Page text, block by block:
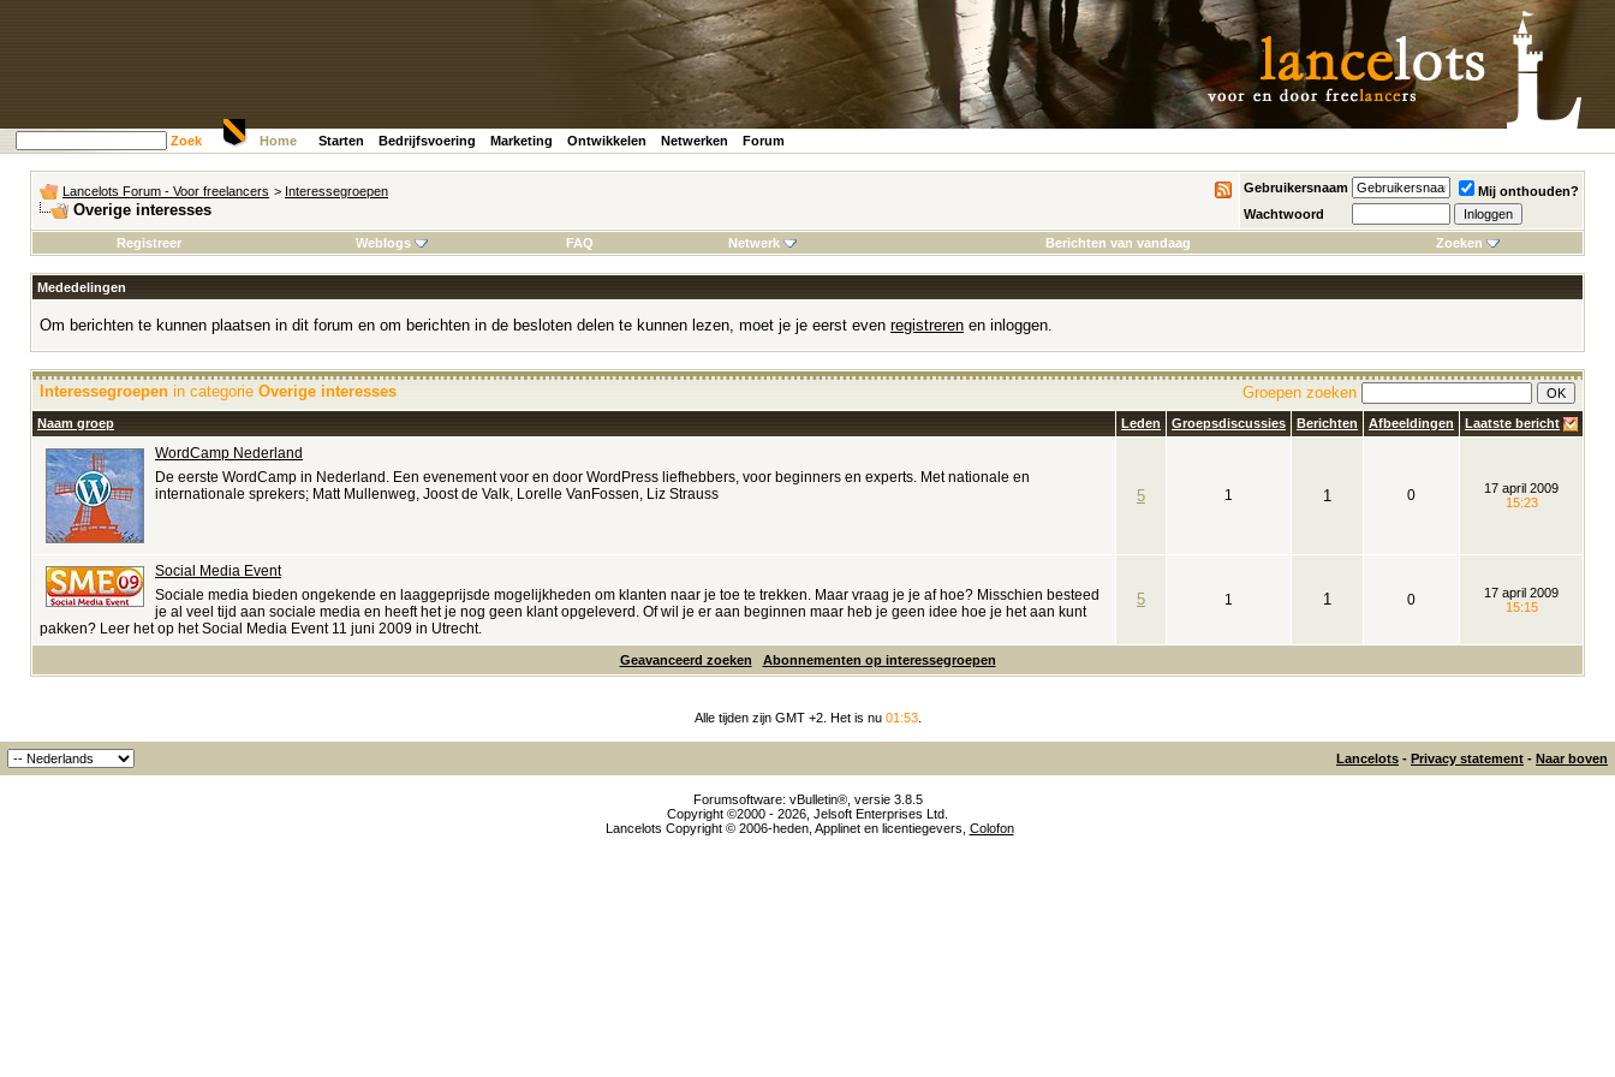
Zoek Home Starten Bedrijfsvoering Marketing Ontwikkelen Netwerken Forum
Lancelots Forum - Voor freelancers > Interessegroepen
Overige interesses
Gebruikersnaam
Mij onthouden?
Wachtwoord
Registreer
Weblogs FAQ Netwerk Berichten van vandaag Zoeken
Mededelingen
Om berichten te kunnen plaatsen in dit forum en om berichten in de besloten delen te kunnen lezen, moet je je eerst even registreren en inloggen.
Groepen zoeken
Interessegroepen in categorie Overige interesses
Naam groep Leden Groepsdiscussies Berichten Afbeeldingen Laatste bericht
WordCamp Nederland
De eerste WordCamp in Nederland. Een evenement voor en door WordPress liefhebbers, voor beginners en experts. Met nationale en
internationale sprekers; Matt Mullenweg, Joost de Valk, Lorelle VanFossen, Liz Strauss
5 1 1 0
17 april 2009
15:23
Social Media Event
Sociale media bieden ongekende en laaggeprijsde mogelijkheden om klanten naar je toe te trekken. Maar vraag je je af hoe? Misschien besteed
je al veel tijd aan sociale media en heeft het je nog geen klant opgeleverd. Of wil je er aan beginnen maar heb je geen idee hoe je het aan kunt
pakken? Leer het op het Social Media Event 11 juni 2009 in Utrecht.
5 1 1 0
17 april 2009
15:15
Geavanceerd zoeken Abonnementen op interessegroepen
Alle tijden zijn GMT +2. Het is nu 01:53.
Lancelots - Privacy statement - Naar boven
Forumsoftware: vBulletin®, versie 3.8.5
Copyright ©2000 - 2026, Jelsoft Enterprises Ltd.
Lancelots Copyright © 2006-heden, Applinet en licentiegevers, Colofon